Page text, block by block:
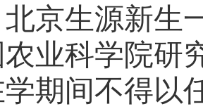
京生源新生
业科学院研
学期间不得以